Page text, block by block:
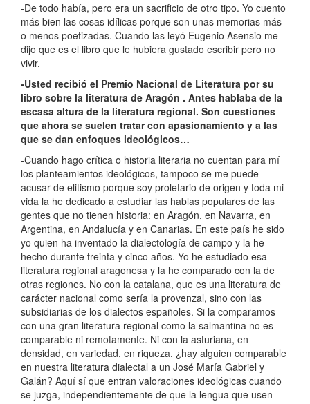
-De todo había, pero era un sacrificio de otro tipo. Yo cuento
más bien las cosas idílicas porque son unas memorias más
o menos poetizadas. Cuando las leyó Eugenio Asensio me
dijo que es el libro que le hubiera gustado escribir pero no
vivir.
-Usted recibió el Premio Nacional de Literatura por su
libro sobre la literatura de Aragón . Antes hablaba de la
escasa altura de la literatura regional. Son cuestiones
que ahora se suelen tratar con apasionamiento y a las
que se dan enfoques ideológicos…
-Cuando hago crítica o historia literaria no cuentan para mí
los planteamientos ideológicos, tampoco se me puede
acusar de elitismo porque soy proletario de origen y toda mi
vida la he dedicado a estudiar las hablas populares de las
gentes que no tienen historia: en Aragón, en Navarra, en
Argentina, en Andalucía y en Canarias. En este país he sido
yo quien ha inventado la dialectología de campo y la he
hecho durante treinta y cinco años. Yo he estudiado esa
literatura regional aragonesa y la he comparado con la de
otras regiones. No con la catalana, que es una literatura de
carácter nacional como sería la provenzal, sino con las
subsidiarias de los dialectos españoles. Si la comparamos
con una gran literatura regional como la salmantina no es
comparable ni remotamente. Ni con la asturiana, en
densidad, en variedad, en riqueza. ¿hay alguien comparable
en nuestra literatura dialectal a un José María Gabriel y
Galán? Aquí sí que entran valoraciones ideológicas cuando
se juzga, independientemente de que la lengua que usen